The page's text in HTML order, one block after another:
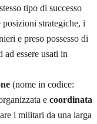
tipo di successo
strategiche, i
e preso possesso di
essere usati in
(nome in codice:
e coordinata
i militari da una larga